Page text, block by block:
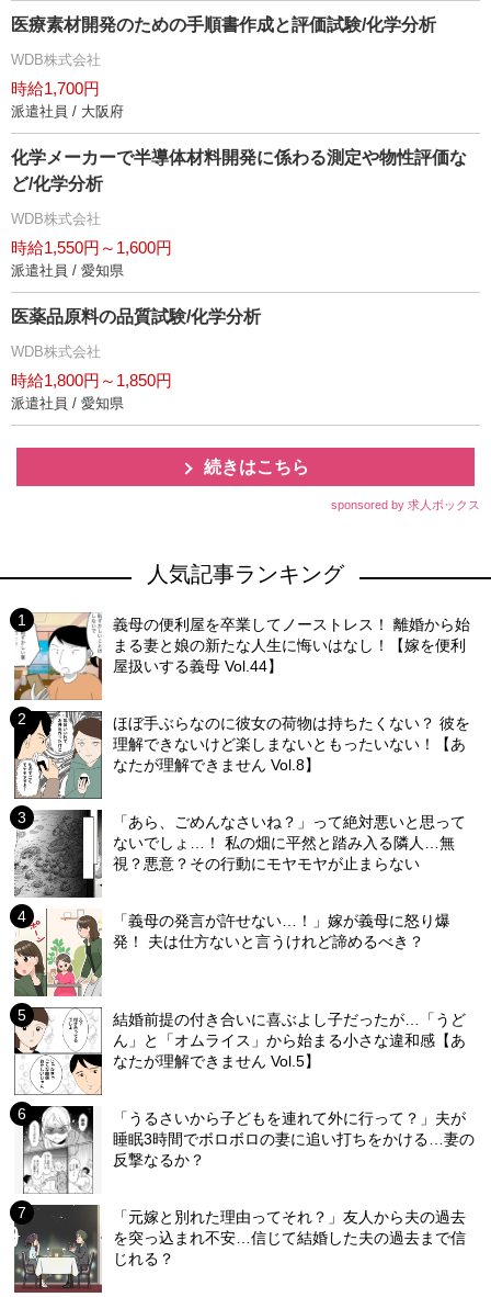
医療素材開発のための手順書作成と評価試験/化学分析
WDB株式会社
時給1,700円
派遣社員 / 大阪府
化学メーカーで半導体材料開発に係わる測定や物性評価な
ど/化学分析
WDB株式会社
時給1,550円～1,600円
派遣社員 / 愛知県
医薬品原料の品質試験/化学分析
WDB株式会社
時給1,800円～1,850円
派遣社員 / 愛知県
続きはこちら
sponsored by 求人ボックス
人気記事ランキング
義母の便利屋を卒業してノーストレス！ 離婚から始
まる妻と娘の新たな人生に悔いはなし！【嫁を便利
屋扱いする義母 Vol.44】
ほぼ手ぶらなのに彼女の荷物は持ちたくない？ 彼を
理解できないけど楽しまないともったいない！【あ
なたが理解できません Vol.8】
「あら、ごめんなさいね？」って絶対悪いと思って
ないでしょ…！ 私の畑に平然と踏み入る隣人…無
視？悪意？その行動にモヤモヤが止まらない
「義母の発言が許せない…！」嫁が義母に怒り爆
発！ 夫は仕方ないと言うけれど諦めるべき？
結婚前提の付き合いに喜ぶよし子だったが…「うど
ん」と「オムライス」から始まる小さな違和感【あ
なたが理解できません Vol.5】
「うるさいから子どもを連れて外に行って？」夫が
睡眠3時間でボロボロの妻に追い打ちをかける…妻の
反撃なるか？
「元嫁と別れた理由ってそれ？」友人から夫の過去
を突っ込まれ不安…信じて結婚した夫の過去まで信
じれる？